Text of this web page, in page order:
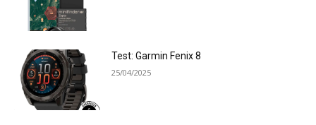
Test: Garmin Fenix 8
25/04/2025